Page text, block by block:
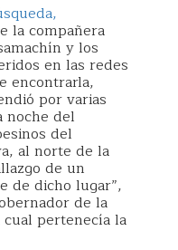
la compañera
y los
en las redes
encontrarla,
por varias
noche del
del
al norte de la
de un
de dicho lugar”,
de la
pertenecía la